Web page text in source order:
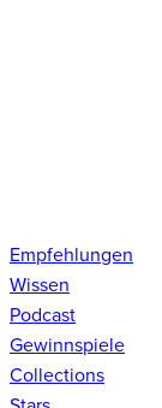
Empfehlungen
Wissen
Podcast
Gewinnspiele
Collections